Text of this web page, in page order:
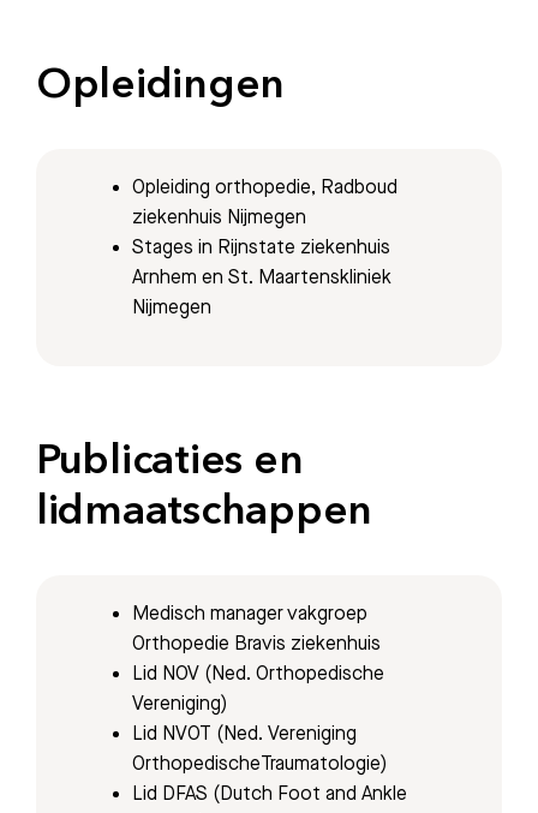
Afspraak maken
Opleidingen
Opleiding orthopedie, Radboud
ziekenhuis Nijmegen
Stages in Rijnstate ziekenhuis
Arnhem en St. Maartenskliniek
Nijmegen
Publicaties en
lidmaatschappen
Medisch manager vakgroep
Orthopedie Bravis ziekenhuis
Lid NOV (Ned. Orthopedische
Vereniging)
Lid NVOT (Ned. Vereniging
OrthopedischeTraumatologie)
Lid DFAS (Dutch Foot and Ankle